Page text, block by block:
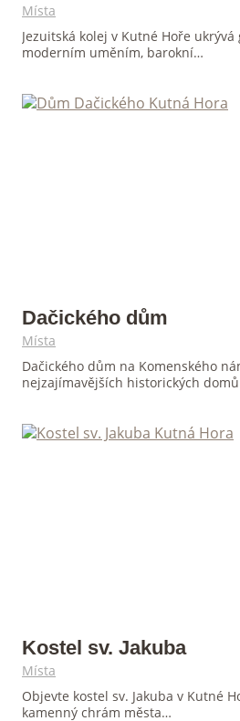
Místa
Jezuitská kolej v Kutné Hoře ukrývá
moderním uměním, barokní…
Dačického dům
Místa
Dačického dům na Komenského
nejzajímavějších historických
Kostel sv. Jakuba
Místa
Objevte kostel sv. Jakuba v Kutné
kamenný chrám města…